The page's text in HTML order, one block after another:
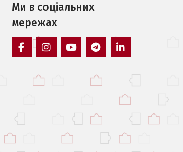
Ми в соцiальних
мережах